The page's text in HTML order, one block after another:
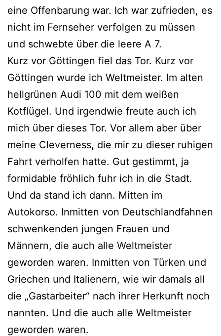
eine Offenbarung war. Ich war zufrieden, es
nicht im Fernseher verfolgen zu müssen
und schwebte über die leere A 7.
Kurz vor Göttingen fiel das Tor. Kurz vor
Göttingen wurde ich Weltmeister. Im alten
hellgrünen Audi 100 mit dem weißen
Kotflügel. Und irgendwie freute auch ich
mich über dieses Tor. Vor allem aber über
meine Cleverness, die mir zu dieser ruhigen
Fahrt verholfen hatte. Gut gestimmt, ja
formidable fröhlich fuhr ich in die Stadt.
Und da stand ich dann. Mitten im
Autokorso. Inmitten von Deutschlandfahnen
schwenkenden jungen Frauen und
Männern, die auch alle Weltmeister
geworden waren. Inmitten von Türken und
Griechen und Italienern, wie wir damals all
die „Gastarbeiter“ nach ihrer Herkunft noch
nannten. Und die auch alle Weltmeister
geworden waren.